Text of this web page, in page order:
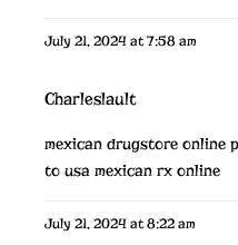
July 21, 2024 at 7:58 am
Charleslault
mexican drugstore online
to usa mexican rx online
July 21, 2024 at 8:22 am